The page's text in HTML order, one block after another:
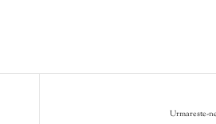
Urmareste-